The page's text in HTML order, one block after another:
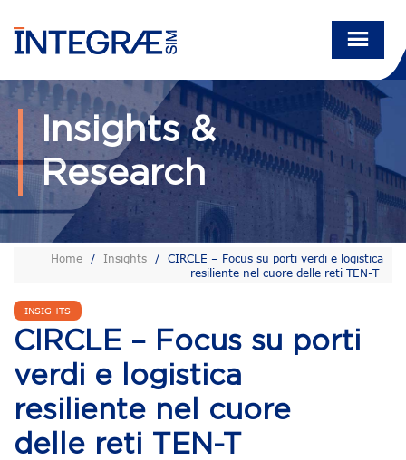
Insights &
Research
Home / Insights /
CIRCLE – Focus su porti verdi e logistica
resiliente nel cuore delle reti TEN-T
INSIGHTS
CIRCLE – Focus su porti
verdi e logistica
resiliente nel cuore
delle reti TEN-T